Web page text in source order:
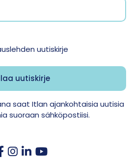
uutiskirje
saat Itlan ajankohtaisia uutisia
suoraan sähköpostiisi.